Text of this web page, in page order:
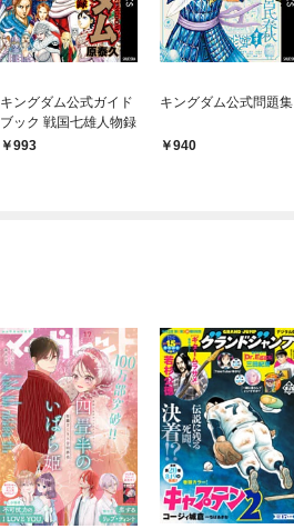
キングダム公式ガイド
ブック 戦国七雄人物録
993
キングダム公式問題集
940